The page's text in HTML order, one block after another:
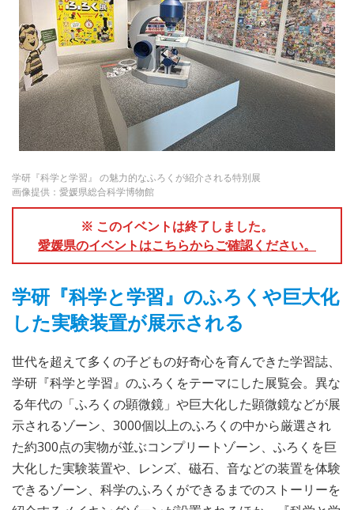
学研『科学と学習』 の魅力的なふろくが紹介される特別展
画像提供：愛媛県総合科学博物館
※ このイベントは終了しました。
愛媛県のイベントはこちらからご確認ください。
学研『科学と学習』のふろくや巨大化
した実験装置が展示される
世代を超えて多くの子どもの好奇心を育んできた学習誌、
学研『科学と学習』のふろくをテーマにした展覧会。異な
る年代の「ふろくの顕微鏡」や巨大化した顕微鏡などが展
示されるゾーン、3000個以上のふろくの中から厳選され
た約300点の実物が並ぶコンプリートゾーン、ふろくを巨
大化した実験装置や、レンズ、磁石、音などの装置を体験
できるゾーン、科学のふろくができるまでのストーリーを